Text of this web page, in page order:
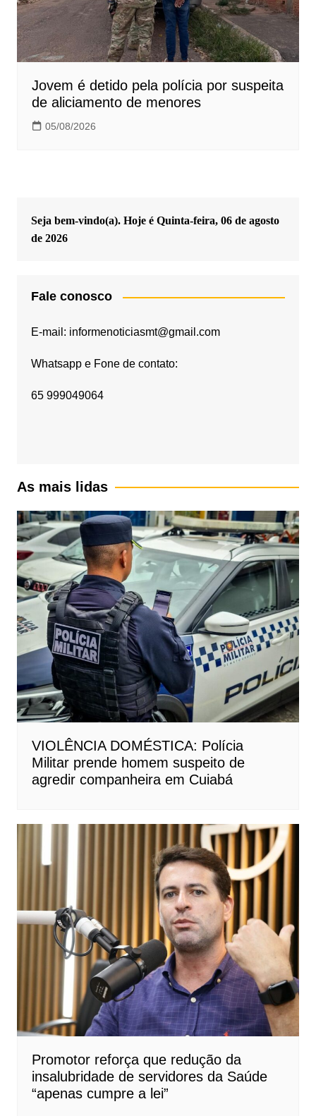
Jovem é detido pela polícia por suspeita
de aliciamento de menores
05/08/2026
Seja bem-vindo(a). Hoje é Quinta-feira, 06 de agosto
de 2026
Fale conosco
E-mail: informenoticiasmt@gmail.com
Whatsapp e Fone de contato:
65 999049064
As mais lidas
VIOLÊNCIA DOMÉSTICA: Polícia
Militar prende homem suspeito de
agredir companheira em Cuiabá
Promotor reforça que redução da
insalubridade de servidores da Saúde
“apenas cumpre a lei”